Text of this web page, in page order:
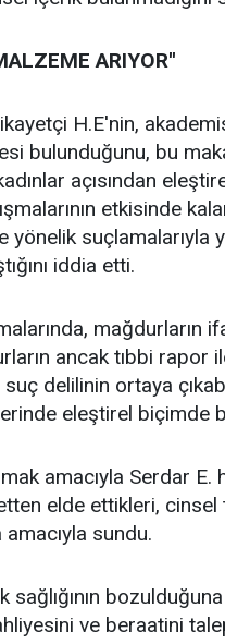
ARIYOR''
H.E'nin,
bulunduğunu, bu
açısından
etkisinde
yönelik suçlamalarıyla
iddia etti.
mağdurların
ancak tıbbi rapor
delilinin ortaya
eleştirel biçimde
amacıyla Serdar E.
elde ettikleri,
sundu.
sağlığının
ve beraatini